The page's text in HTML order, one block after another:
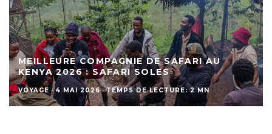
MEILLEURE COMPAGNIE DE SAFARI AU
KENYA 2026 : SAFARI SOLES
VOYAGE · 4 MAI 2026 · TEMPS DE LECTURE: 2 MN